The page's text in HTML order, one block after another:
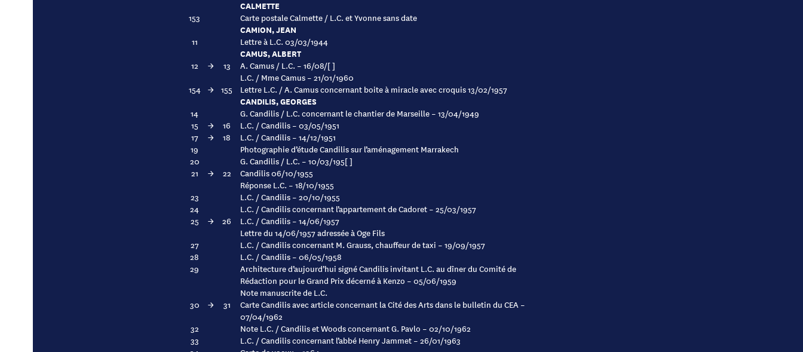
CALMETTE
153 Carte postale Calmette / L.C. et Yvonne sans date
CAMION, JEAN
11 Lettre à L.C. 03/03/1944
CAMUS, ALBERT
12 → 13
A. Camus / L.C. – 16/08/[ ]
L.C. / Mme Camus – 21/01/1960
154
→ 155 Lettre L.C. / A. Camus concernant boite à miracle avec croquis 13/02/1957
CANDILIS, GEORGES
14
G. Candilis / L.C. concernant le chantier de Marseille – 13/04/1949
15
→ 16
L.C. / Candilis – 03/05/1951
17
→ 18
L.C. / Candilis – 14/12/1951
19
Photographie d’étude Candilis sur l’aménagement Marrakech
20
G. Candilis / L.C. – 10/03/195[ ]
21
→ 22
Candilis 06/10/1955
Réponse L.C. – 18/10/1955
23
L.C. / Candilis – 20/10/1955
24
L.C. / Candilis concernant l’appartement de Cadoret – 25/03/1957
25
→ 26
L.C. / Candilis – 14/06/1957
Lettre du 14/06/1957 adressée à Oge Fils
27
L.C. / Candilis concernant M. Grauss, chauffeur de taxi – 19/09/1957
28
L.C. / Candilis – 06/05/1958
29
Architecture d’aujourd’hui signé Candilis invitant L.C. au dîner du Comité de
Rédaction pour le Grand Prix décerné à Kenzo – 05/06/1959
Note manuscrite de L.C.
30
→ 31
Carte Candilis avec article concernant la Cité des Arts dans le bulletin du CEA –
07/04/1962
32
Note L.C. / Candilis et Woods concernant G. Pavlo – 02/10/1962
33
L.C. / Candilis concernant l’abbé Henry Jammet – 26/01/1963